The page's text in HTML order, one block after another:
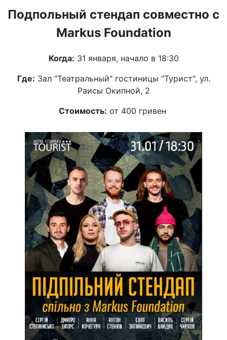
Подпольный стендап совместно с
Markus Foundation
Когда: 31 января, начало в 18:30
Где: Зал "Театральный" гостиницы "Турист", ул.
Раисы Окипной, 2
Стоимость: от 400 гривен